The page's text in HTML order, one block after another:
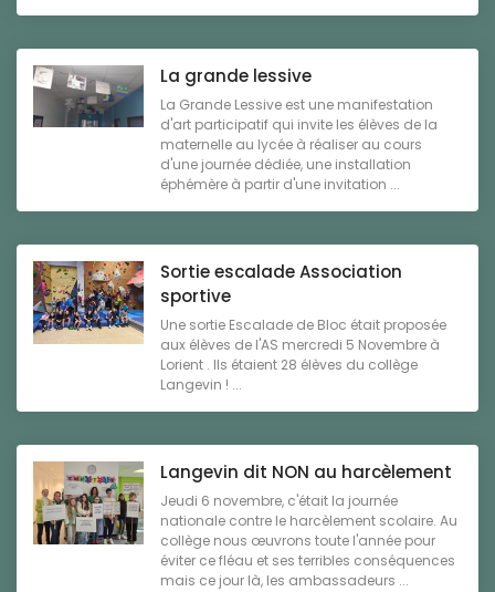
La grande lessive
La Grande Lessive est une manifestation
d'art participatif qui invite les élèves de la
maternelle au lycée à réaliser au cours
d'une journée dédiée, une installation
éphémère à partir d'une invitation ...
Sortie escalade Association
sportive
Une sortie Escalade de Bloc était proposée
aux élèves de l'AS mercredi 5 Novembre à
Lorient . Ils étaient 28 élèves du collège
Langevin ! ...
Langevin dit NON au harcèlement
Jeudi 6 novembre, c'était la journée
nationale contre le harcèlement scolaire. Au
collège nous œuvrons toute l'année pour
éviter ce fléau et ses terribles conséquences
mais ce jour là, les ambassadeurs ...